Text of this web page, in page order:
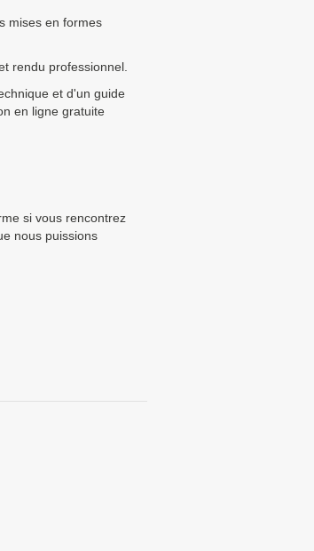
mises en formes
rendu professionnel.
et d'un guide
en ligne gratuite
si vous rencontrez
nous puissions